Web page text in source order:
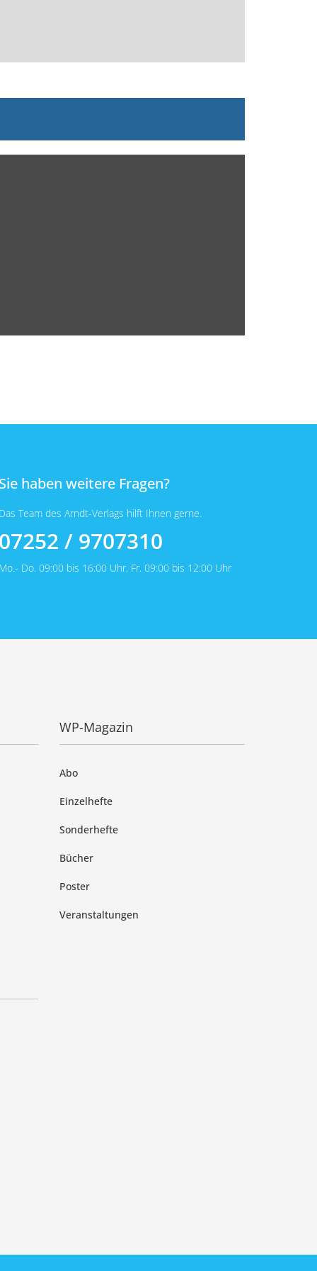
haben weitere Fragen?
Team des Arndt-Verlags hilft Ihnen gerne.
/ 9707310
Do. 09:00 bis 16:00 Uhr, Fr. 09:00 bis 12:00 Uhr
WP-Magazin
Abo
Einzelhefte
Sonderhefte
Bücher
Poster
Veranstaltungen